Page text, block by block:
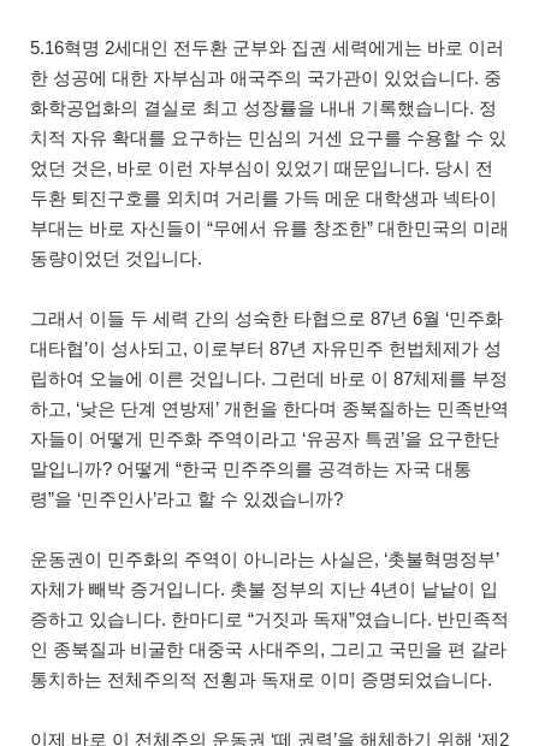
5.16혁명 2세대인 전두환 군부와 집권 세력에게는 바로 이러
한 성공에 대한 자부심과 애국주의 국가관이 있었습니다. 중
화학공업화의 결실로 최고 성장률을 내내 기록했습니다. 정
치적 자유 확대를 요구하는 민심의 거센 요구를 수용할 수 있
었던 것은, 바로 이런 자부심이 있었기 때문입니다. 당시 전
두환 퇴진구호를 외치며 거리를 가득 메운 대학생과 넥타이
부대는 바로 자신들이 “무에서 유를 창조한” 대한민국의 미래
동량이었던 것입니다.
그래서 이들 두 세력 간의 성숙한 타협으로 87년 6월 ‘민주화
대타협’이 성사되고, 이로부터 87년 자유민주 헌법체제가 성
립하여 오늘에 이른 것입니다. 그런데 바로 이 87체제를 부정
하고, ‘낮은 단계 연방제’ 개헌을 한다며 종북질하는 민족반역
자들이 어떻게 민주화 주역이라고 ‘유공자 특권’을 요구한단
말입니까? 어떻게 “한국 민주주의를 공격하는 자국 대통
령”을 ‘민주인사’라고 할 수 있겠습니까?
운동권이 민주화의 주역이 아니라는 사실은, ‘촛불혁명정부’
자체가 빼박 증거입니다. 촛불 정부의 지난 4년이 낱낱이 입
증하고 있습니다. 한마디로 “거짓과 독재”였습니다. 반민족적
인 종북질과 비굴한 대중국 사대주의, 그리고 국민을 편 갈라
통치하는 전체주의적 전횡과 독재로 이미 증명되었습니다.
이제 바로 이 전체주의 운동권 ‘떼 권력’을 해체하기 위해 ‘제2